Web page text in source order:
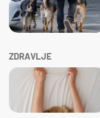
ZDRAVLJE